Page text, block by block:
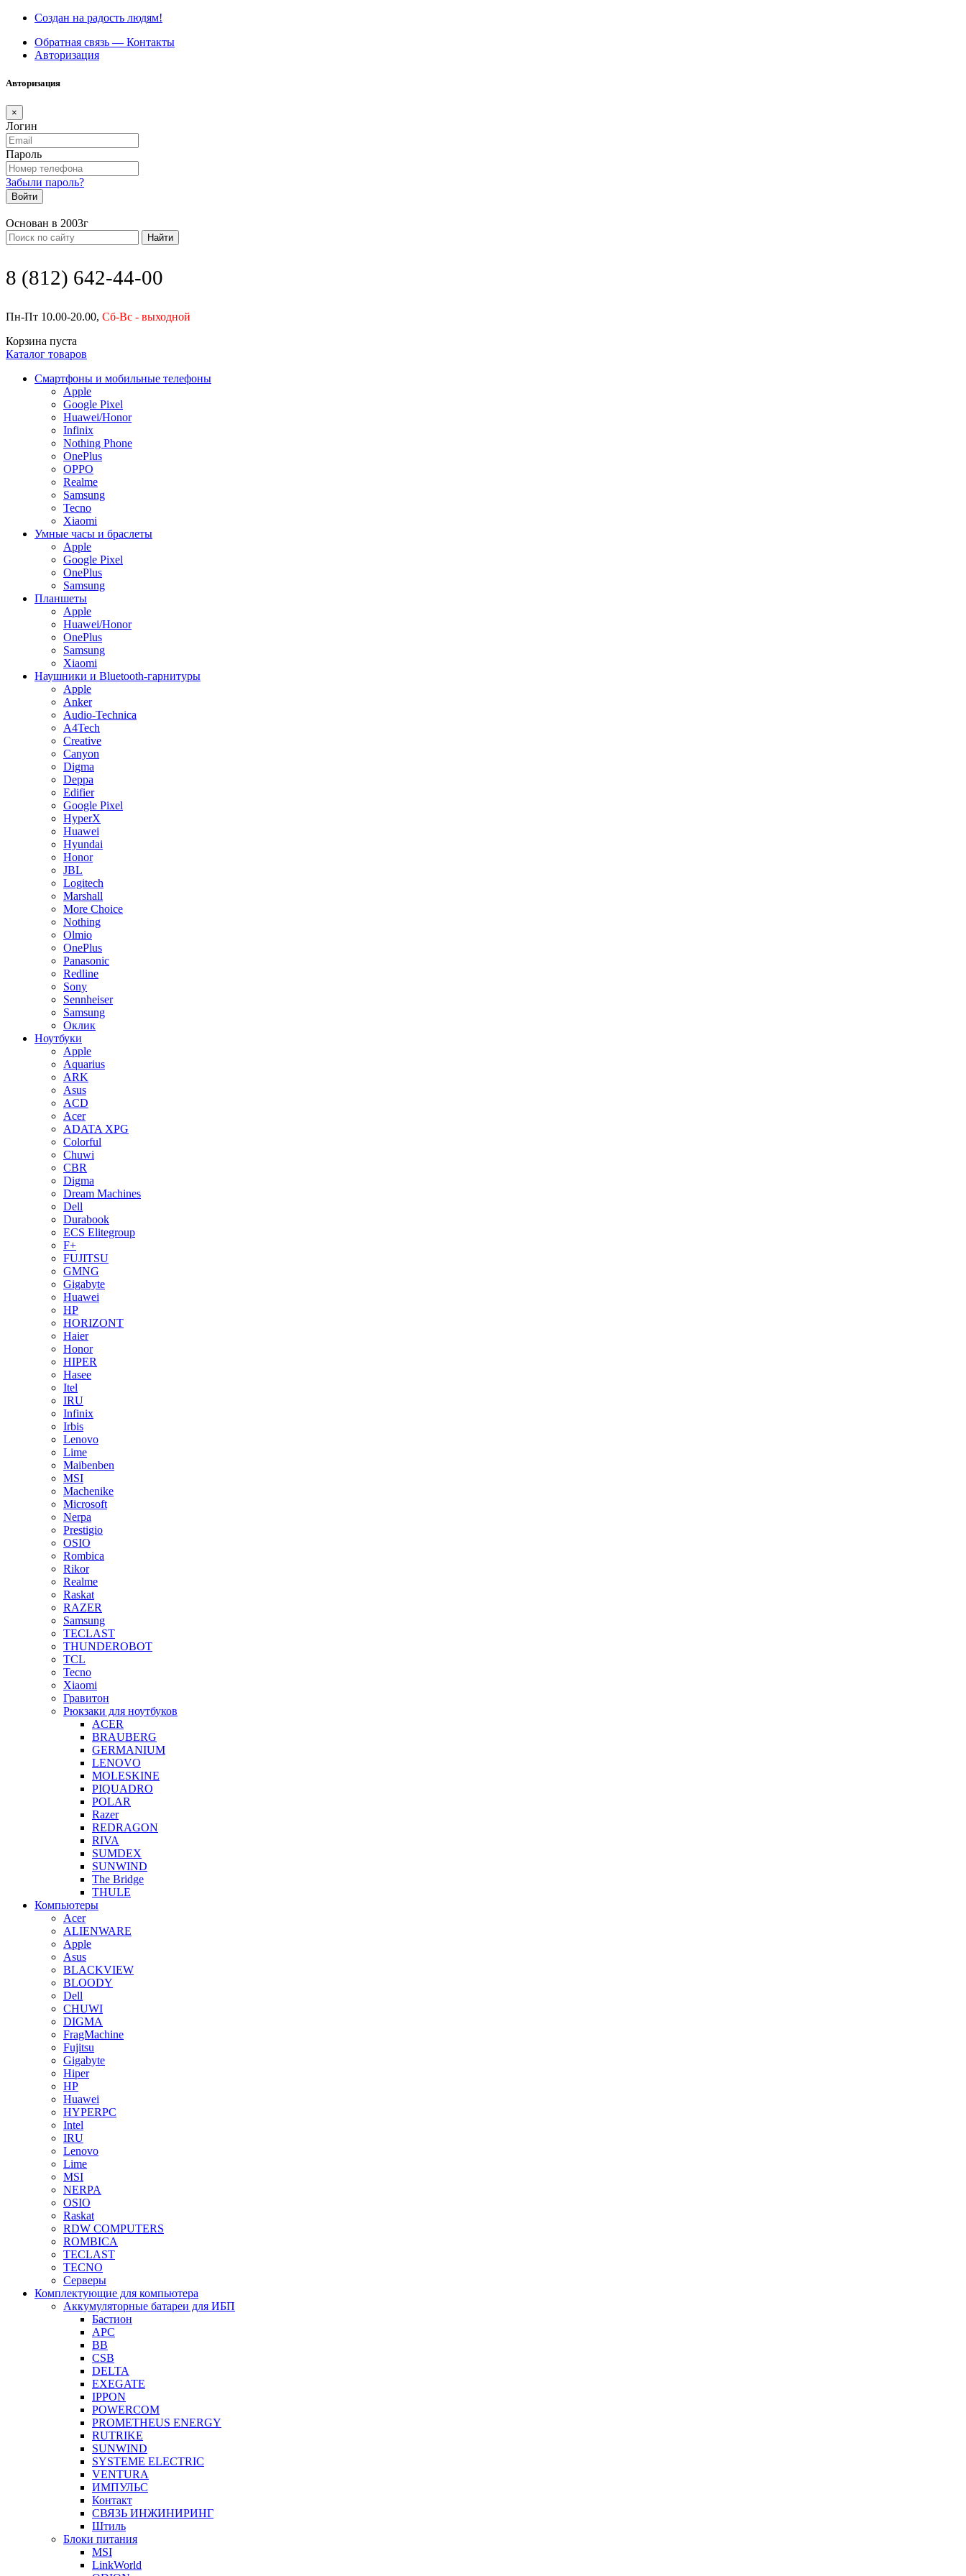
Создан на радость людям!
Обратная связь — Контакты
Авторизация
Авторизация
×
Логин
Пароль
Забыли пароль?
Войти
Основан в 2003г
Найти
8 (812) 642-44-00
Пн-Пт 10.00-20.00, Сб-Вс - выходной
Корзина пуста
Каталог товаров
Смартфоны и мобильные телефоны
Apple
Google Pixel
Huawei/Honor
Infinix
Nothing Phone
OnePlus
OPPO
Realme
Samsung
Tecno
Xiaomi
Умные часы и браслеты
Apple
Google Pixel
OnePlus
Samsung
Планшеты
Apple
Huawei/Honor
OnePlus
Samsung
Xiaomi
Наушники и Bluetooth-гарнитуры
Apple
Anker
Audio-Technica
A4Tech
Creative
Canyon
Digma
Deppa
Edifier
Google Pixel
HyperX
Huawei
Hyundai
Honor
JBL
Logitech
Marshall
More Choice
Nothing
Olmio
OnePlus
Panasonic
Redline
Sony
Sennheiser
Samsung
Оклик
Ноутбуки
Apple
Aquarius
ARK
Asus
ACD
Acer
ADATA XPG
Colorful
Chuwi
CBR
Digma
Dream Machines
Dell
Durabook
ECS Elitegroup
F+
FUJITSU
GMNG
Gigabyte
Huawei
HP
HORIZONT
Haier
Honor
HIPER
Hasee
Itel
IRU
Infinix
Irbis
Lenovo
Lime
Maibenben
MSI
Machenike
Microsoft
Nerpa
Prestigio
OSIO
Rombica
Rikor
Realme
Raskat
RAZER
Samsung
TECLAST
THUNDEROBOT
TCL
Tecno
Xiaomi
Гравитон
Рюкзаки для ноутбуков
ACER
BRAUBERG
GERMANIUM
LENOVO
MOLESKINE
PIQUADRO
POLAR
Razer
REDRAGON
RIVA
SUMDEX
SUNWIND
The Bridge
THULE
Компьютеры
Acer
ALIENWARE
Apple
Asus
BLACKVIEW
BLOODY
Dell
CHUWI
DIGMA
FragMachine
Fujitsu
Gigabyte
Hiper
HP
Huawei
HYPERPC
Intel
IRU
Lenovo
Lime
MSI
NERPA
OSIO
Raskat
RDW COMPUTERS
ROMBICA
TECLAST
TECNO
Серверы
Комплектующие для компьютера
Аккумуляторные батареи для ИБП
Бастион
APC
BB
CSB
DELTA
EXEGATE
IPPON
POWERCOM
PROMETHEUS ENERGY
RUTRIKE
SUNWIND
SYSTEME ELECTRIC
VENTURA
ИМПУЛЬС
Контакт
СВЯЗЬ ИНЖИНИРИНГ
Штиль
Блоки питания
MSI
LinkWorld